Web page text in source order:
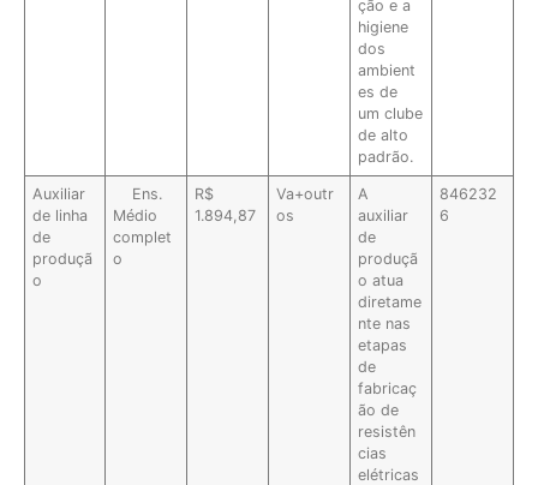
ção e a
higiene
dos
ambient
es de
um clube
de alto
padrão.
Auxiliar
de linha
de
produçã
o
Ens.
Médio
complet
o
R$
1.894,87
Va+outr
os
A
auxiliar
de
produçã
o atua
diretame
nte nas
etapas
de
fabricaç
ão de
resistên
cias
elétricas
846232
6